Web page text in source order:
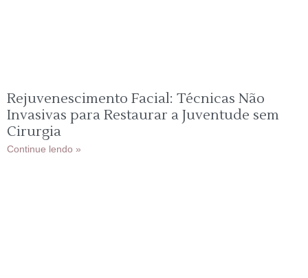
Rejuvenescimento Facial: Técnicas Não
Invasivas para Restaurar a Juventude sem
Cirurgia
Continue lendo »